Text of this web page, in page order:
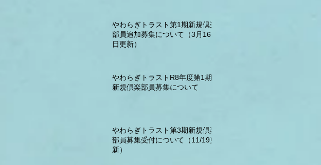
やわらぎトラスト第1期新規倶楽
部員追加募集について（3月16
日更新）
やわらぎトラストR8年度第1期
新規倶楽部員募集について
やわらぎトラスト第3期新規倶楽
部員募集受付について（11/19更
新）